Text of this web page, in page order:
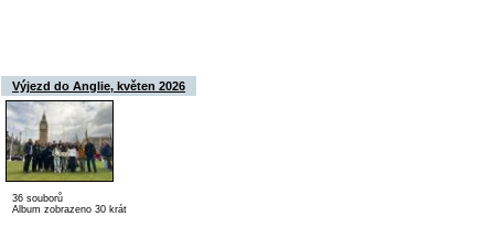
Výjezd do Anglie, květen 2026
36 souborů
Album zobrazeno 30 krát